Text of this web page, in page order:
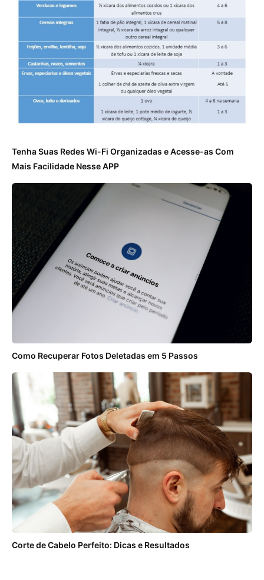
Tenha Suas Redes Wi-Fi Organizadas e Acesse-as Com
Mais Facilidade Nesse APP
Como Recuperar Fotos Deletadas em 5 Passos
Corte de Cabelo Perfeito: Dicas e Resultados